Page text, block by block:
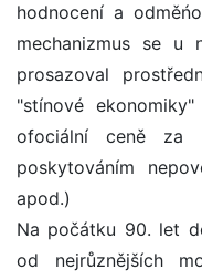
hodnocení a
mechanizmus se u
prosazoval
"stínové
ofociální ceně za
poskytováním
apod.)
Na počátku 90. let
od nejrůznějších